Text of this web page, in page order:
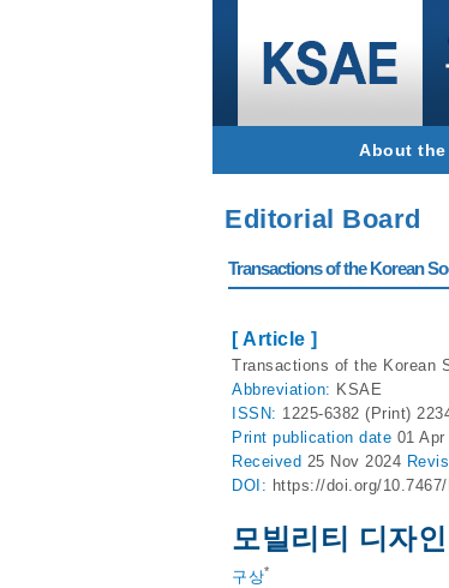
About
Editorial Board
Transactions of the Korean
[ Article ]
Transactions of the Korean
Abbreviation: KSAE
ISSN: 1225-6382 (Print)
Print publication date 01 Apr
Received 25 Nov 2024
DOI: https://doi.org/
모빌리티 디자
구상*